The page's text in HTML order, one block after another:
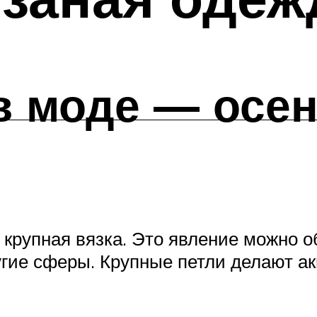
моде —
вязка. Это явление можно
сферы. Крупные петли делают